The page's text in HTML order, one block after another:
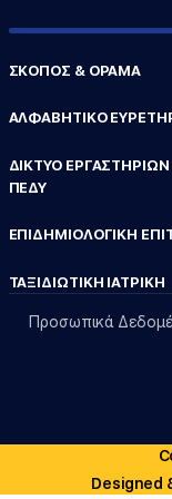
ΣΚΟΠΟΣ & ΟΡΑΜΑ
ΑΛΦΑΒΗΤΙΚΟ
ΔΙΚΤΥΟ ΕΡΓΑΣΤΗΡΙΩΝ
ΠΕΔΥ
ΕΠΙΔΗΜΙΟΛΟΓΙΚΗ
ΤΑΞΙΔΙΩΤΙΚΗ ΙΑΤΡΙΚΗ
Προσωπικά
Designed